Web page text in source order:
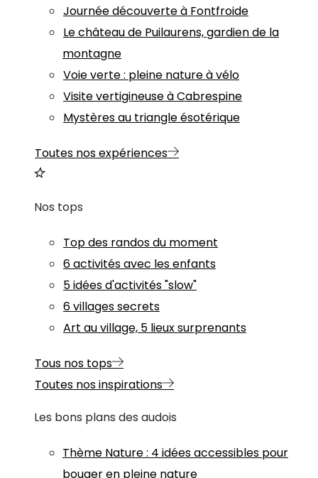
Journée découverte à Fontfroide
Le château de Puilaurens, gardien de la
montagne
Voie verte : pleine nature à vélo
Visite vertigineuse à Cabrespine
Mystères au triangle ésotérique
Toutes nos expériences
Nos tops
Top des randos du moment
6 activités avec les enfants
5 idées d'activités "slow"
6 villages secrets
Art au village, 5 lieux surprenants
Tous nos tops
Toutes nos inspirations
Les bons plans des audois
Thème Nature: 4 idées accessibles pour
bouger en pleine nature